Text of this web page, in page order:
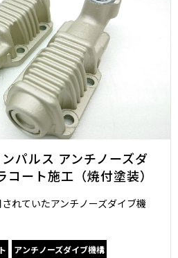
パルス アンチノーズダ
ート施工（焼付塗装）
れていたアンチノーズダイブ機
アンチノーズダイブ機構